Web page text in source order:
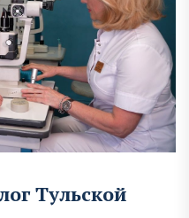
Тульской